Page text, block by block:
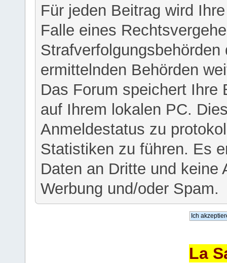
Für jeden Beitrag wird
Falle eines
ermittelnden Behörden
Das Forum speichert Ihre
auf Ihrem lokalen PC.
Anmeldestatus zu
Statistiken zu führen. Es
Daten an Dritte und keine
Werbung und/oder Spam.
La